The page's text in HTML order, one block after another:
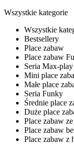
Wszystkie kategorie
Wszystkie
Bestsellery
Place zabaw
Place zabaw
Seria Max-play
Mini place
Małe place
Seria Funky
Średnie place
Duże place
Place zabaw
Place zabaw
Place zabaw z